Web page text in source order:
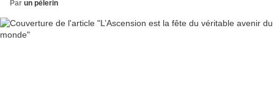
Par un pèlerin